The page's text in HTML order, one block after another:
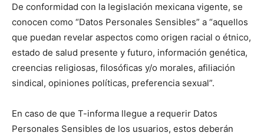
De conformidad con la legislación mexicana vigente, se
conocen como “Datos Personales Sensibles” a “aquellos
que puedan revelar aspectos como origen racial o étnico,
estado de salud presente y futuro, información genética,
creencias religiosas, filosóficas y/o morales, afiliación
sindical, opiniones políticas, preferencia sexual”.
En caso de que T-informa llegue a requerir Datos
Personales Sensibles de los usuarios, estos deberán